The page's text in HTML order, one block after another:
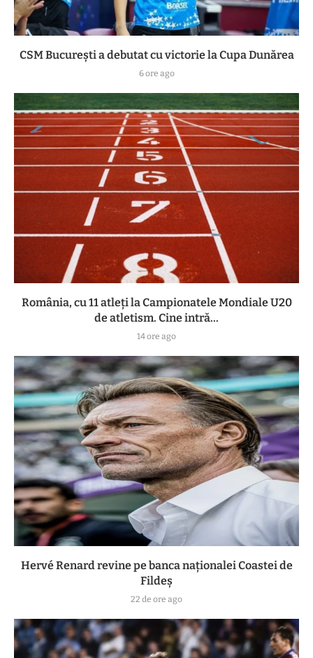
CSM București a debutat cu victorie la Cupa Dunărea
6 ore ago
România, cu 11 atleți la Campionatele Mondiale U20
de atletism. Cine intră...
14 ore ago
Hervé Renard revine pe banca naționalei Coastei de
Fildeș
22 de ore ago